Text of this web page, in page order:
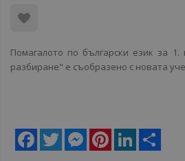
Помагалото по български език за
разбиране" е съобразено с новата
Facebook
Twitter MessengerPinterestLinkedIn